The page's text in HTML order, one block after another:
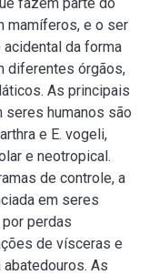
mamíferos, e o ser
da forma
diferentes órgãos,
As principais
humanos são
e E. vogeli,
e neotropical.
de controle, a
em seres
perdas
de vísceras e
As